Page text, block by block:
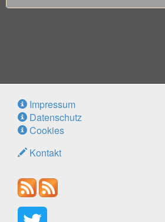
Impressum
Datenschutz
Cookies
Kontakt